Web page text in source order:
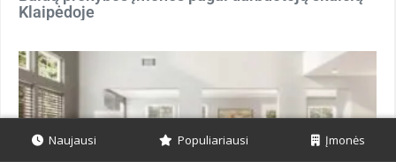
Klaipėdoje
Naujausi Populiariausi Įmonės